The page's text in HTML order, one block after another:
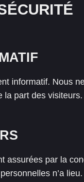
informatif. Nous
la part des visiteurs.
assurées par la
n’a lieu.